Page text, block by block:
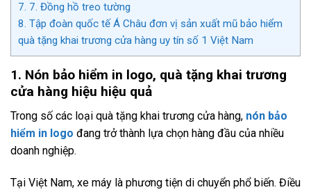
7. 7. Đồng hồ treo tường
8. Tập đoàn quốc tế Á Châu đơn vị sản xuất mũ bảo hiểm
quà tặng khai trương cửa hàng uy tín số 1 Việt Nam
1. Nón bảo hiểm in logo, quà tặng khai trương
cửa hàng hiệu hiệu quả
Trong số các loại quà tặng khai trương cửa hàng, nón bảo
hiểm in logo đang trở thành lựa chọn hàng đầu của nhiều
doanh nghiệp.
Tại Việt Nam, xe máy là phương tiện di chuyển phổ biến. Điều